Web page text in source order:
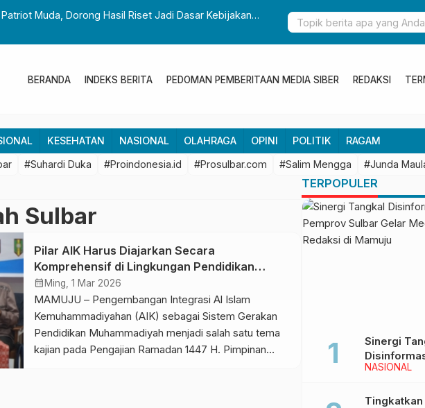
Muda, Dorong Hasil Riset Jadi Dasar Kebijakan
Gubernur Sulbar Perkuat
Pembangunan Daerah
BERANDA INDEKS BERITA PEDOMAN PEMBERITAAN MEDIA SIBER REDAKSI
KESEHATAN NASIONAL OLAHRAGA OPINI POLITIK RAGAM
#Suhardi Duka #Proindonesia.id #Prosulbar.com #Salim Mengga #Junda
Sulbar
Pilar AIK Harus Diajarkan Secara
Komprehensif di Lingkungan Pendidikan
Muhammadiyah
calendar_month Ming, 1 Mar 2026
MAMUJU – Pengembangan Integrasi Al Islam
Kemuhammadiyahan (AIK) sebagai Sistem Gerakan
Pendidikan Muhammadiyah menjadi salah satu tema
kajian pada Pengajian Ramadan 1447 H. Pimpinan
TERPOPULER
NASIONAL
Sinergi
Pemprov
Redaksi di
Tingkatkan